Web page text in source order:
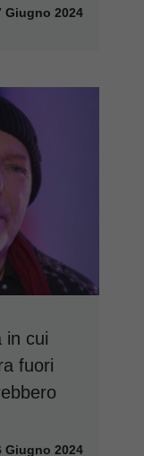
Giugno 2024
in cui
fuori
Giugno 2024